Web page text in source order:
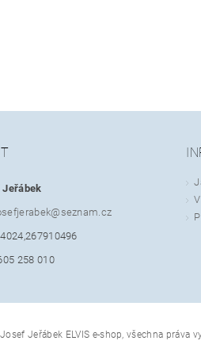
Jeřábek
@seznam.cz
258 010
Jeřábek ELVIS e-shop, všechna práva